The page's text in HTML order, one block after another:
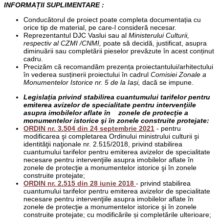
INFORMAȚII SUPLIMENTARE :
Conducătorul de proiect poate completa documentația cu
orice tip de material, pe care-l consideră necesar.
Reprezentantul DJC Vaslui sau al Ministerului Culturii,
respectiv al CZMI /CNMI, poate să decidă, justificat, asupra
diminuării sau completării pieselor prevăzute în acest conținut
cadru.
Precizăm că recomandăm prezența proiectantului/arhitectului
în vederea susținerii proiectului în cadrul Comisiei Zonale a
Monumentelor Istorice nr. 5 de la Iași, dacă se impune.
Legislația privind stabilirea cuantumului tarifelor pentru
emiterea avizelor de specialitate pentru intervenţiile
asupra imobilelor aflate în zonele de protecţie a
monumentelor istorice şi în zonele construite protejate:
ORDIN nr. 3.504 din 24 septembrie 2021 - pentru
modificarea şi completarea Ordinului ministrului culturii şi
identităţii naţionale nr. 2.515/2018, privind stabilirea
cuantumului tarifelor pentru emiterea avizelor de specialitate
necesare pentru intervenţiile asupra imobilelor aflate în
zonele de protecţie a monumentelor istorice şi în zonele
construite protejate;
ORDIN nr. 2.515 din 28 iunie 2018 - privind stabilirea
cuantumului tarifelor pentru emiterea avizelor de specialitate
necesare pentru intervenţiile asupra imobilelor aflate în
zonele de protecţie a monumentelor istorice şi în zonele
construite protejate; cu modificările și completările ulterioare;